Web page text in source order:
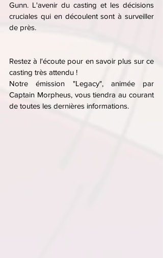
Gunn. L'avenir du casting et les décisions
cruciales qui en découlent sont à surveiller
de près.
Restez à l'écoute pour en savoir plus sur ce
casting très attendu !
Notre émission "Legacy", animée par
Captain Morpheus, vous tiendra au courant
de toutes les dernières informations.